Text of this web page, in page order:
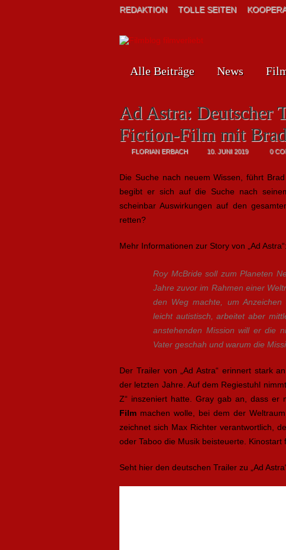
REDAKTION TOLLE SEITEN
Alle Beiträge News
Ad Astra: Deutscher
Fiction-Film mit
FLORIAN ERBACH 10. JUNI 2019 0
Die Suche nach neuem Wissen, führt Brad
begibt er sich auf die Suche nach
scheinbar Auswirkungen auf den
retten?
Mehr Informationen zur Story von „Ad Astra“:
Roy McBride soll zum Planeten
Jahre zuvor im Rahmen einer
den Weg machte, um
leicht autistisch, arbeitet aber
anstehenden Mission will er die
Vater geschah und warum die
Der Trailer von „Ad Astra“ erinnert stark an
der letzten Jahre. Auf dem Regiestuhl
Z“ inszeniert hatte. Gray gab an, dass er
Film machen wolle, bei dem der
zeichnet sich Max Richter verantwortlich,
oder Taboo die Musik beisteuerte. Kinostart
Seht hier den deutschen Trailer zu „Ad